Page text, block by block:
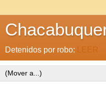
Detenidos por robo: LEER